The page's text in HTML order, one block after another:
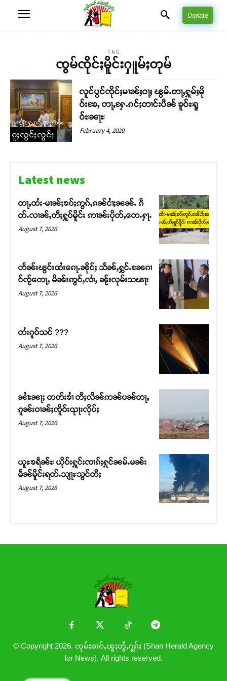
တႃႇႁႂ်ႈသဵင်ၵၢင်ၸႂ်ၵူၼ်းမိူင်း ၵူႈတီႈၵူႈလႅၼ်ပေႃးတေၸွ
တ်ႇ တူဝ်ႈလုမ်ႈၾႃႉၼၼ်ႉ ၶဝ်ႈႁူမ်ႈၵမ်ႉထႅမ် ၸုမ်းၶၢ
ဝ်ႇၽူႈတွႆႇႁွၵ်ႈ လႆႈယူႇၶႃႈဢေႃႈ။
Donate
TAG
ၸွမ်ၸိုင်ႈမိူင်းႁူမ်ႈတုမ်
ၵူႈလွင်ႈလွင်ႈ
လူင်ပွင်ၸိုင်ႈမၢၼ်ႈဝႃႈ ၽွမ်ႉတႃႇႁူမ်ႈမို
ဝ်းၶႄႇ တႃႇႁႄႉၵင်ႈတၢင်းပဵၼ် ၶူဝ်ႊရူ
ဝ်ႊၼႃႊ
February 4, 2020
Latest news
တႃႇထႆး-မၢၼ်ႈၶဝ်ႈဢွၵ်ႇၵၼ်ငၢႆႈၼၼ်ႉ ၵဵ
တ်ႉလၢၼ်ႇတီႈႁူဝ်မိူင်း ဢၢၼ်းပိုတ်ႇတေႉႁႃႉ
August 7, 2026
တႅၼ်းၽွင်းထႆးၵေႃႉၼိုင်ႈ သႅၼ်ႇႁွင်ႉၼႄၵၢ
င်ၸႂ်တေႃႇ မိၼ်းဢွင်ႇလၢႆႇ ၼႂ်းလုမ်းသၽႃး
August 7, 2026
တႆးၵူဝ်သင် ???
August 7, 2026
ၼၢႆးၼႃႈ တတ်းၶၢႆ တီႈလိၼ်ဢၼ်ပၼ်တႃႇ
ၵူၼ်းဝၢၼ်ႈၸိူဝ်းၺႃးလိုပ်ႈ
August 7, 2026
ယူႊၶရဵၼ်ႊ ယိုဝ်းႁူင်းၸၢၵ်ႈႁုင်ၼမ်ႉမၼ်း
မဵၼ်မိူင်းရတ်ႉသျႃႊသွင်တီႈ
August 7, 2026
© Copyright 2026. ၸုမ်းၶၢဝ်ႇၽူႈတွႆႇႁွၵ်ႈ (Shan Herald Agency
for News). All rights reserved.